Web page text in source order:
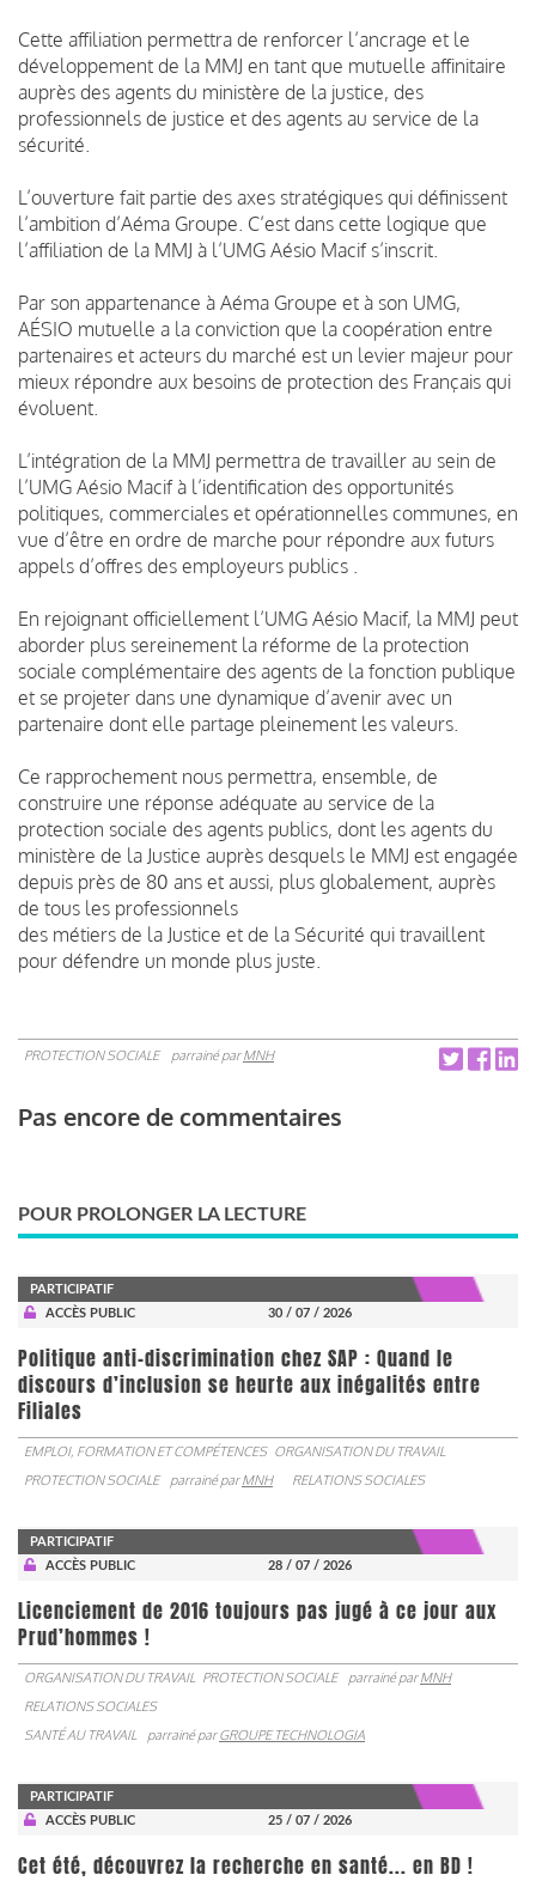
Cette affiliation permettra de renforcer l’ancrage et le
développement de la MMJ en tant que mutuelle affinitaire
auprès des agents du ministère de la justice, des
professionnels de justice et des agents au service de la
sécurité.
L’ouverture fait partie des axes stratégiques qui définissent
l’ambition d’Aéma Groupe. C’est dans cette logique que
l’affiliation de la MMJ à l’UMG Aésio Macif s’inscrit.
Par son appartenance à Aéma Groupe et à son UMG,
AÉSIO mutuelle a la conviction que la coopération entre
partenaires et acteurs du marché est un levier majeur pour
mieux répondre aux besoins de protection des Français qui
évoluent.
L’intégration de la MMJ permettra de travailler au sein de
l’UMG Aésio Macif à l’identification des opportunités
politiques, commerciales et opérationnelles communes, en
vue d’être en ordre de marche pour répondre aux futurs
appels d’offres des employeurs publics .
En rejoignant officiellement l’UMG Aésio Macif, la MMJ peut
aborder plus sereinement la réforme de la protection
sociale complémentaire des agents de la fonction publique
et se projeter dans une dynamique d’avenir avec un
partenaire dont elle partage pleinement les valeurs.
Ce rapprochement nous permettra, ensemble, de
construire une réponse adéquate au service de la
protection sociale des agents publics, dont les agents du
ministère de la Justice auprès desquels le MMJ est engagée
depuis près de 80 ans et aussi, plus globalement, auprès
de tous les professionnels
des métiers de la Justice et de la Sécurité qui travaillent
pour défendre un monde plus juste.
PROTECTION SOCIALE parrainé parMNH
Pas encore de commentaires
POUR PROLONGER LA LECTURE
PARTICIPATIF
ACCÈS PUBLIC
30 / 07 / 2026
Politique anti-discrimination chez SAP : Quand le
discours d’inclusion se heurte aux inégalités entre
Filiales
EMPLOI, FORMATION ET COMPÉTENCES ORGANISATION DU TRAVAIL
PROTECTION SOCIALE
parrainé parMNH RELATIONS SOCIALES
PARTICIPATIF
ACCÈS PUBLIC
28 / 07 / 2026
Licenciement de 2016 toujours pas jugé à ce jour aux
Prud’hommes !
ORGANISATION DU TRAVAIL PROTECTION SOCIALE parrainé parMNH
RELATIONS SOCIALES
SANTÉ AU TRAVAIL
parrainé parGROUPE TECHNOLOGIA
PARTICIPATIF
ACCÈS PUBLIC
25 / 07 / 2026
Cet été, découvrez la recherche en santé... en BD !